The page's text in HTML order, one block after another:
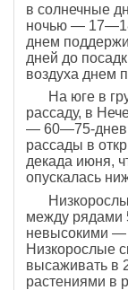
в солнечные
ночью —
днем
дней до
воздуха днем
На юге в
рассаду, в
— 60—75-
рассады в
декада июня,
опускалась
между рядами
невысокими
Низкорослые
высаживать в
растениями в